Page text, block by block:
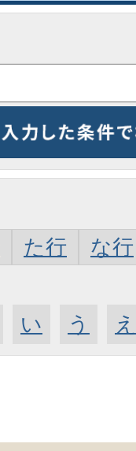
た行 な行
い う え